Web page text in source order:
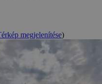
megjelenítése)